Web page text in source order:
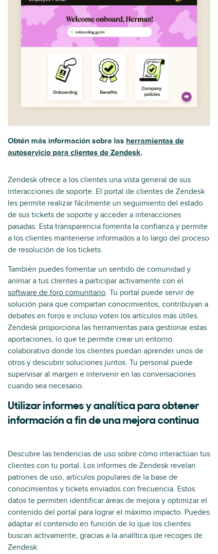
Obtén más información sobre las herramientas de
autoservicio para clientes de Zendesk.
Zendesk ofrece a los clientes una vista general de sus
interacciones de soporte. El portal de clientes de Zendesk
les permite realizar fácilmente un seguimiento del estado
de sus tickets de soporte y acceder a interacciones
pasadas. Esta transparencia fomenta la confianza y permite
a los clientes mantenerse informados a lo largo del proceso
de resolución de los tickets.
También puedes fomentar un sentido de comunidad y
animar a tus clientes a participar activamente con el
software de foro comunitario. Tu portal puede servir de
solución para que compartan conocimientos, contribuyan a
debates en foros e incluso voten los artículos más útiles.
Zendesk proporciona las herramientas para gestionar estas
aportaciones, lo que te permite crear un entorno
colaborativo donde los clientes puedan aprender unos de
otros y descubrir soluciones juntos. Tu personal puede
supervisar al margen e intervenir en las conversaciones
cuando sea necesario.
Utilizar informes y analítica para obtener
información a fin de una mejora continua
Descubre las tendencias de uso sobre cómo interactúan tus
clientes con tu portal. Los informes de Zendesk revelan
patrones de uso, artículos populares de la base de
conocimientos y tickets enviados con frecuencia. Estos
datos te permiten identificar áreas de mejora y optimizar el
contenido del portal para lograr el máximo impacto. Puedes
adaptar el contenido en función de lo que los clientes
buscan activamente, gracias a la analítica que recoges de
Zendesk.